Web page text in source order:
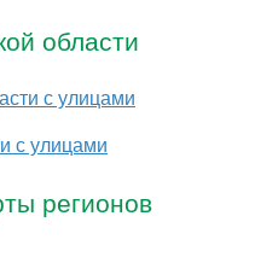
области
с улицами
с улицами
регионов